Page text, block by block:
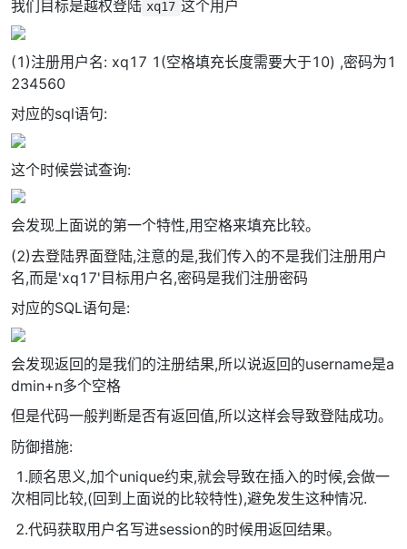
我们目标是越权登陆 xq17 这个用户
(1)注册用户名: xq17 1(空格填充长度需要大于10) ,密码为1
234560
对应的sql语句:
这个时候尝试查询:
会发现上面说的第一个特性,用空格来填充比较。
(2)去登陆界面登陆,注意的是,我们传入的不是我们注册用户
名,而是'xq17'目标用户名,密码是我们注册密码
对应的SQL语句是:
会发现返回的是我们的注册结果,所以说返回的username是a
dmin+n多个空格
但是代码一般判断是否有返回值,所以这样会导致登陆成功。
防御措施:
​ 1.顾名思义,加个unique约束,就会导致在插入的时候,会做一
次相同比较,(回到上面说的比较特性),避免发生这种情况.
​ 2.代码获取用户名写进session的时候用返回结果。